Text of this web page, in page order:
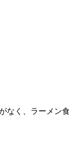
なく、ラーメン